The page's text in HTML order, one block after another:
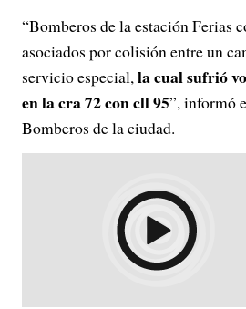
“Bomberos de la estación Ferias
asociados por colisión entre un
servicio especial,la cual sufrió
en la cra 72 con cll 95”, informó
Bomberos de la ciudad.